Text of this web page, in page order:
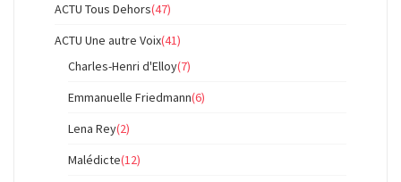
ACTU Tous Dehors(47)
ACTU Une autre Voix(41)
Charles-Henri d'Elloy(7)
Emmanuelle Friedmann(6)
Lena Rey(2)
Malédicte(12)